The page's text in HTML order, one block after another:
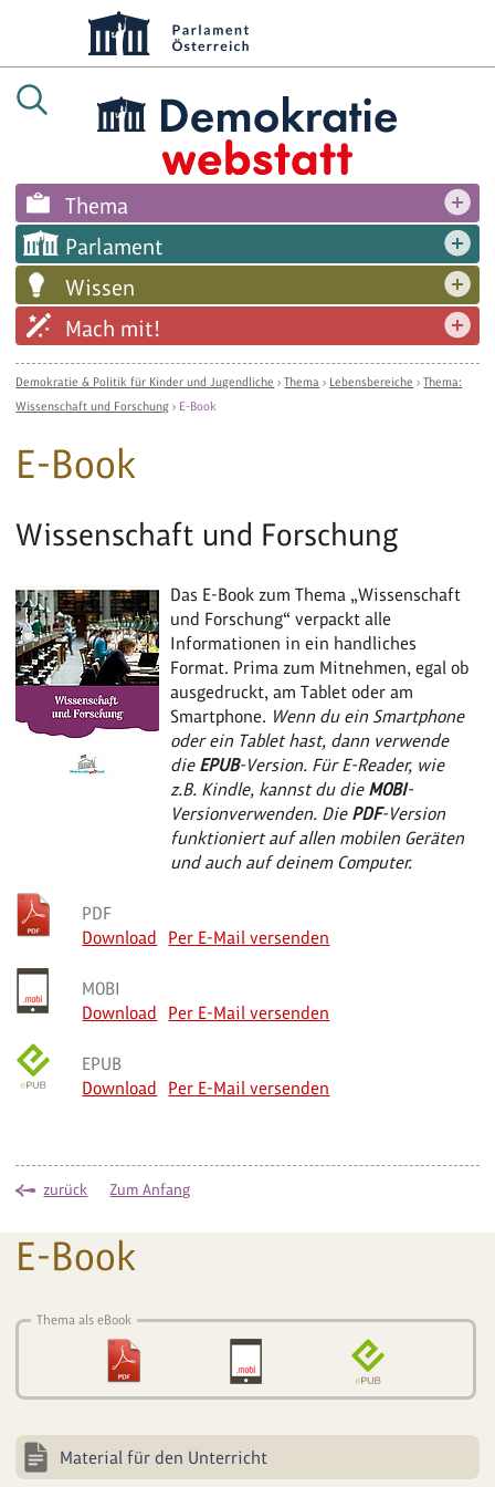
Thema
Parlament
Wissen
Mach mit!
Demokratie & Politik für Kinder und Jugendliche ›Thema › Lebensbereiche ›Thema:
Wissenschaft und Forschung › E-Book
E-Book
Wissenschaft und Forschung
Das E-Book zum Thema „Wissenschaft
und Forschung“ verpackt alle
Informationen in ein handliches
Format. Prima zum Mitnehmen, egal ob
ausgedruckt, am Tablet oder am
Smartphone. Wenn du ein Smartphone
oder ein Tablet hast, dann verwende
die EPUB-Version. Für E-Reader, wie
z.B. Kindle, kannst du die MOBI-
Versionverwenden. Die PDF-Version
funktioniert auf allen mobilen Geräten
und auch auf deinem Computer.
PDF
Download
Per E-Mail versenden
MOBI
Download
Per E-Mail versenden
EPUB
Download
Per E-Mail versenden
zurück Zum Anfang
E-Book
Thema als eBook
Material für den Unterricht